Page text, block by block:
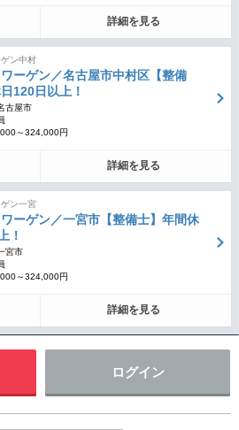
詳細を見る
ン中村
ーゲン／名古屋市中村区【整備
120日以上！
古屋市
～324,000円
詳細を見る
ン一宮
ーゲン／一宮市【整備士】年間休
！
宮市
～324,000円
詳細を見る
ログイン